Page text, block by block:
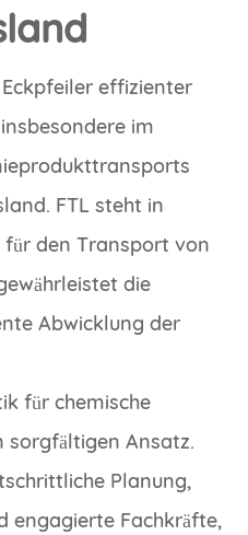
effizienter
im
FTL steht in
den Transport von
die
Abwicklung der
für chemische
sorgfältigen Ansatz.
Planung,
engagierte Fachkräfte,